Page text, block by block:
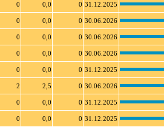
0 0,0 0 31.12.2025
0 0,0 0 30.06.2026
0 0,0 0 30.06.2026
0 0,0 0 30.06.2026
0 0,0 0 31.12.2025
2 2,5 0 30.06.2026
0 0,0 0 31.12.2025
0 0,0 0 31.12.2025